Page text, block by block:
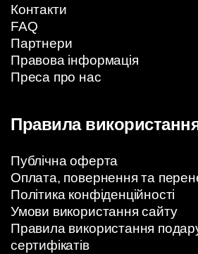
Контакти
FAQ
Партнери
Правова інформація
Преса про нас
Правила
Публічна оферта
Оплата, повернення та
Політика конфіденційності
Умови використання сайту
Правила використання
сертифікатів